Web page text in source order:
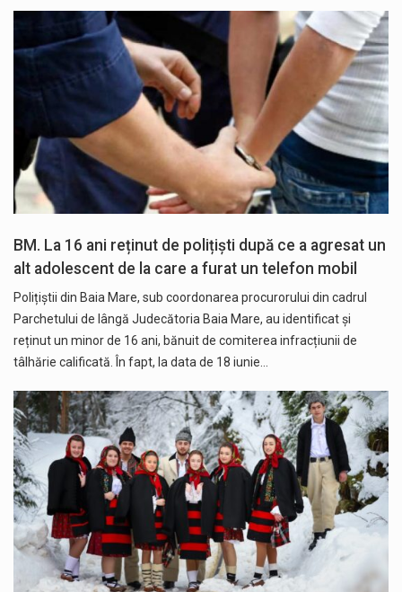
BM. La 16 ani reținut de polițiști după ce a agresat un
alt adolescent de la care a furat un telefon mobil
Polițiștii din Baia Mare, sub coordonarea procurorului din cadrul
Parchetului de lângă Judecătoria Baia Mare, au identificat și
reținut un minor de 16 ani, bănuit de comiterea infracțiunii de
tâlhărie calificată. În fapt, la data de 18 iunie…